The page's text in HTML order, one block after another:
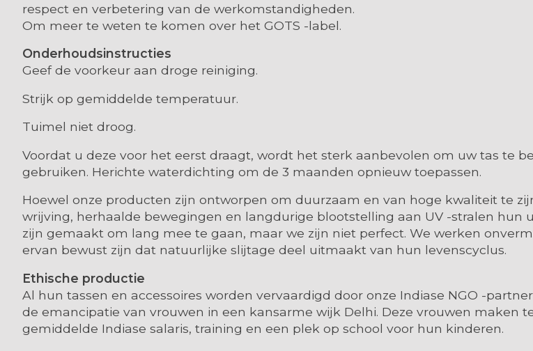
respect en verbetering van de werkomstandigheden.
Om meer te weten te komen over het GOTS -label.
Onderhoudsinstructies
Geef de voorkeur aan droge reiniging.
Strijk op gemiddelde temperatuur.
Tuimel niet droog.
Voordat u deze voor het eerst draagt, wordt het sterk aanbevolen om uw tas te
gebruiken. Herichte waterdichting om de 3 maanden opnieuw toepassen.
Hoewel onze producten zijn ontworpen om duurzaam en van hoge kwaliteit te
wrijving, herhaalde bewegingen en langdurige blootstelling aan UV -stralen hun
zijn gemaakt om lang mee te gaan, maar we zijn niet perfect. We werken
ervan bewust zijn dat natuurlijke slijtage deel uitmaakt van hun levenscyclus.
Ethische productie
Al hun tassen en accessoires worden vervaardigd door onze Indiase NGO -
de emancipatie van vrouwen in een kansarme wijk Delhi. Deze vrouwen maken
gemiddelde Indiase salaris, training en een plek op school voor hun kinderen.